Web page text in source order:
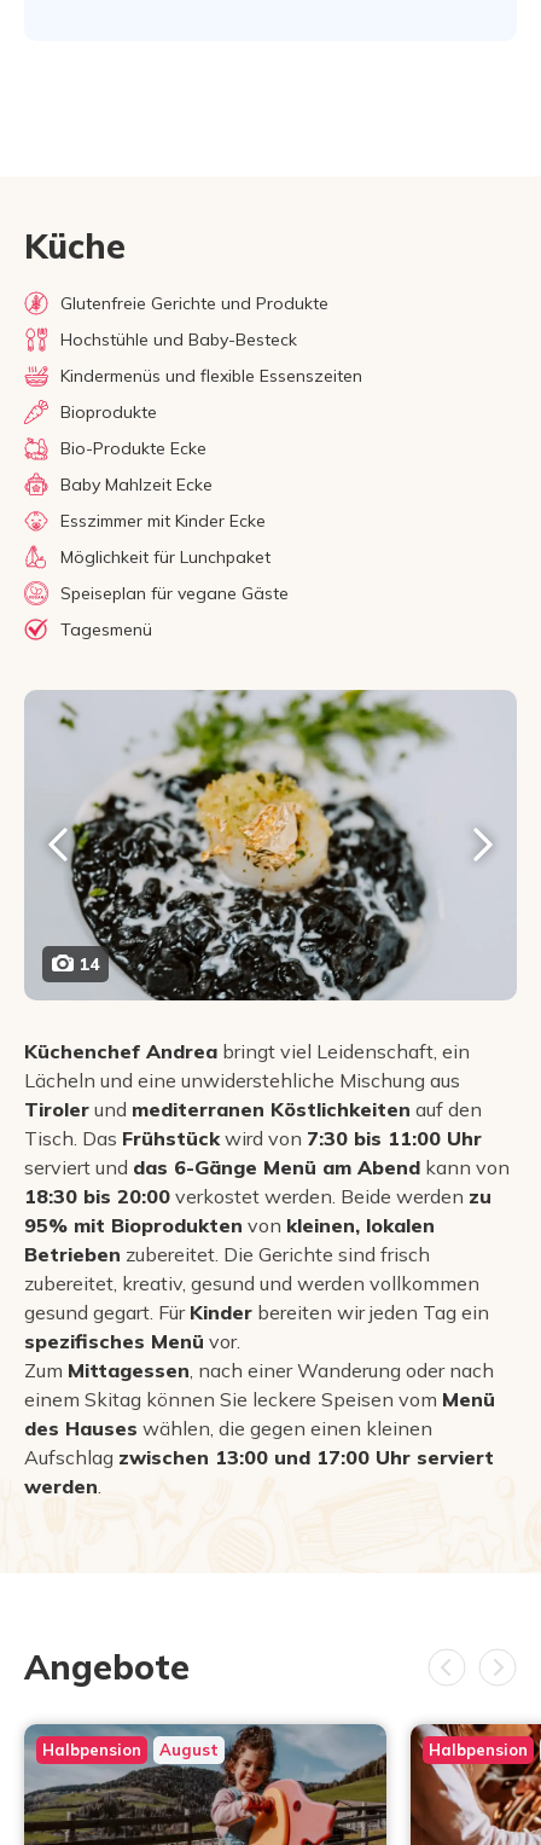
Küche
Glutenfreie Gerichte und Produkte
Hochstühle und Baby-Besteck
Kindermenüs und flexible Essenszeiten
Bioprodukte
Bio-Produkte Ecke
Baby Mahlzeit Ecke
Esszimmer mit Kinder Ecke
Möglichkeit für Lunchpaket
Speiseplan für vegane Gäste
Tagesmenü
14
Küchenchef Andrea bringt viel Leidenschaft, ein
Lächeln und eine unwiderstehliche Mischung aus
Tiroler und mediterranen Köstlichkeiten auf den
Tisch. Das Frühstückwird von 7:30 bis 11:00 Uhr
serviert und das 6-Gänge Menü am Abend kann von
18:30 bis 20:00 verkostet werden. Beide werden zu
95% mit Bioprodukten von kleinen, lokalen
Betrieben zubereitet. Die Gerichte sind frisch
zubereitet, kreativ, gesund und werden vollkommen
gesund gegart. Für Kinder bereiten wir jeden Tag ein
spezifisches Menü vor.
Zum Mittagessen, nach einer Wanderung oder nach
einem Skitag können Sie leckere Speisen vom Menü
des Hauses wählen, die gegen einen kleinen
Aufschlag zwischen 13:00 und 17:00 Uhr serviert
werden.
Angebote
Halbpension August Halbpension